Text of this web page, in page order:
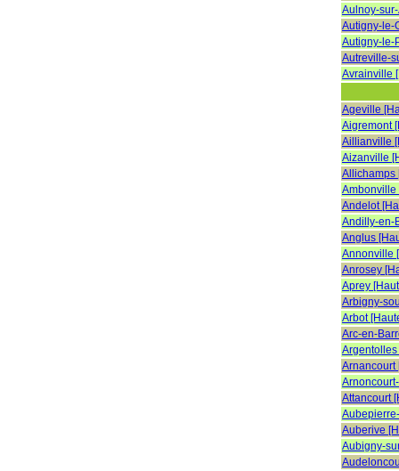
Aulnoy-
Autigny-le-
Autigny-le-
Autreville-
Avrainville
Ageville
Aigremont
Aillianville
Aizanville
Allichamps
Ambonville
Andelot
Andilly-en-
Anglus
Annonville
Anrosey
Aprey
Arbigny-
Arbot
Arc-en-
Arnancourt
Attancourt
Auberive
Aubigny-